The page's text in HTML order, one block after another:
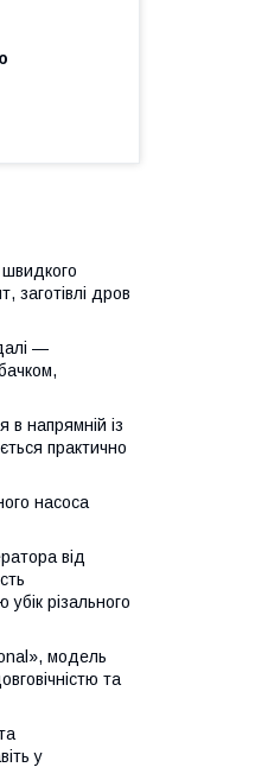
заготівлі дров
—
в напрямній із
практично
насоса
від
різального
модель
та
у